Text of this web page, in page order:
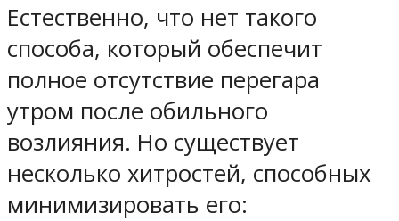
Естественно, что нет такого
способа, который обеспечит
полное отсутствие перегара
утром после обильного
возлияния. Но существует
несколько хитростей, способных
минимизировать его: